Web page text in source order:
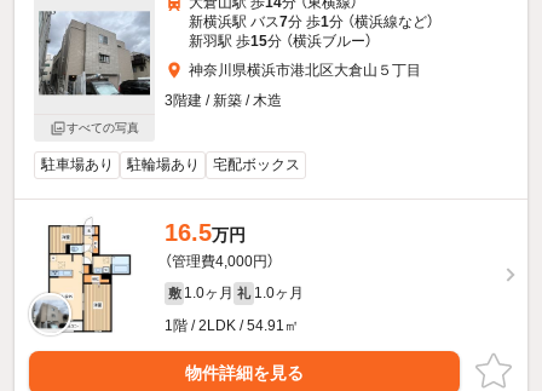
すべての写真
新横浜駅 バス7分 歩1分 （横浜線など）
新羽駅 歩15分 （横浜ブルー）
神奈川県横浜市港北区大倉山５丁目
3階建 / 新築 / 木造
駐車場あり 駐輪場あり 宅配ボックス
16.5万円
（管理費4,000円）
敷 1.0ヶ月 礼 1.0ヶ月
1階 / 2LDK / 54.91㎡
物件詳細を見る